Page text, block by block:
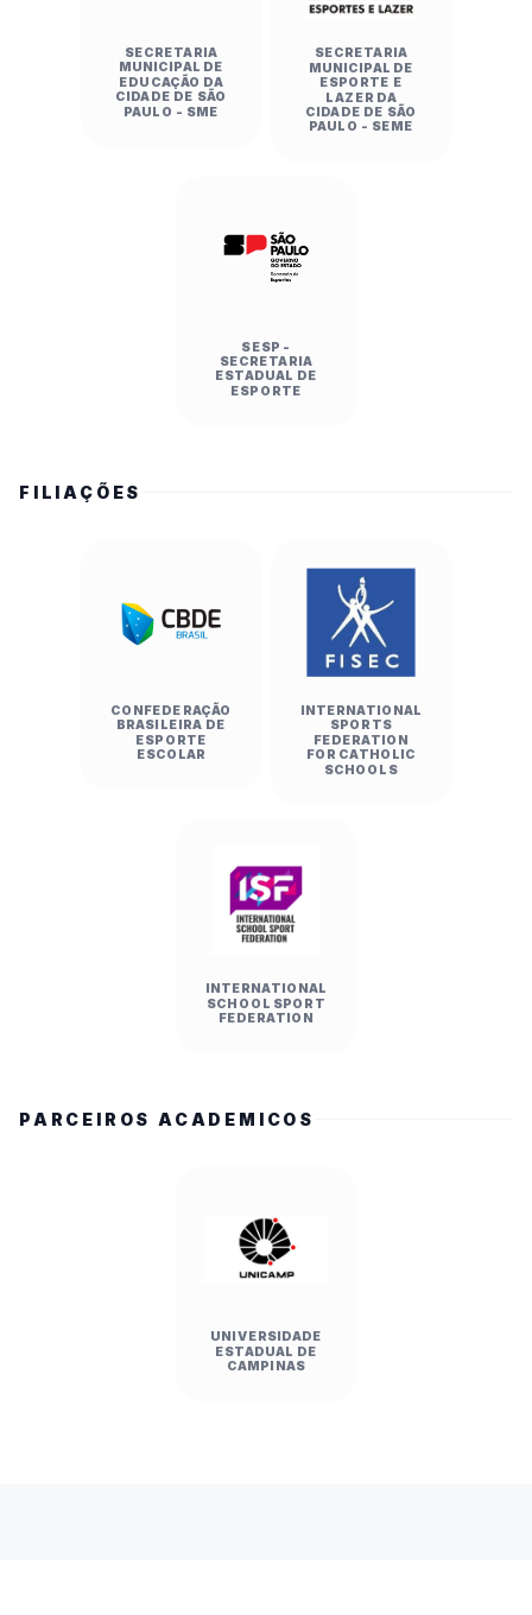
SECRETARIA
MUNICIPAL DE
EDUCAÇÃO DA
CIDADE DE SÃO
PAULO - SME
SECRETARIA
MUNICIPAL DE
ESPORTE E
LAZER DA
CIDADE DE SÃO
PAULO - SEME
SESP -
SECRETARIA
ESTADUAL DE
ESPORTE
FILIAÇÕES
CONFEDERAÇÃO
BRASILEIRA DE
ESPORTE
ESCOLAR
INTERNATIONAL
SPORTS
FEDERATION
FOR CATHOLIC
SCHOOLS
INTERNATIONAL
SCHOOL SPORT
FEDERATION
PARCEIROS ACADEMICOS
UNIVERSIDADE
ESTADUAL DE
CAMPINAS